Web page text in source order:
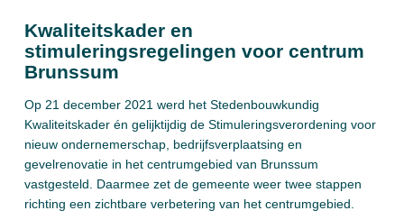
Kwaliteitskader en
stimuleringsregelingen voor centrum
Brunssum
Op 21 december 2021 werd het Stedenbouwkundig
Kwaliteitskader én gelijktijdig de Stimuleringsverordening voor
nieuw ondernemerschap, bedrijfsverplaatsing en
gevelrenovatie in het centrumgebied van Brunssum
vastgesteld. Daarmee zet de gemeente weer twee stappen
richting een zichtbare verbetering van het centrumgebied.